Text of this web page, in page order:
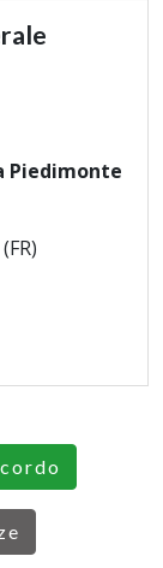
Piedimonte
(FR)